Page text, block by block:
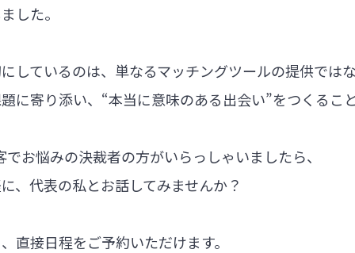
した。
しているのは、単なるマッチングツールの提供では
に寄り添い、“本当に意味のある出会い”をつくるこ
お悩みの決裁者の方がいらっしゃいましたら、
、代表の私とお話してみませんか？
直接日程をご予約いただけます。